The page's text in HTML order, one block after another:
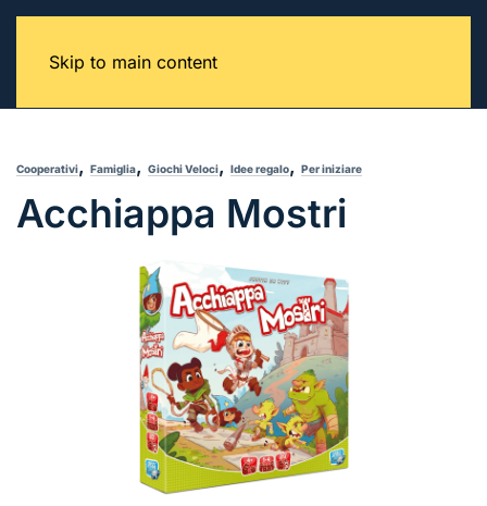
Skip to main content
Cooperativi, Famiglia, Giochi Veloci, Idee regalo, Per iniziare
Acchiappa Mostri